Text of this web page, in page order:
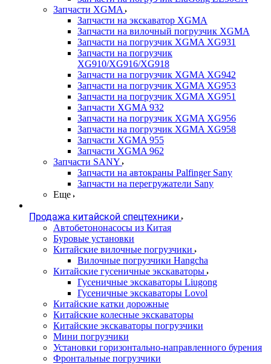
Запчасти XGMA
Запчасти на экскаватор XGMA
Запчасти на вилочный погрузчик XGMA
Запчасти на погрузчик XGMA XG931
Запчасти на погрузчик
XG910/XG916/XG918
Запчасти на погрузчик XGMA XG942
Запчасти на погрузчик XGMA XG953
Запчасти на погрузчик XGMA XG951
Запчасти XGMA 932
Запчасти на погрузчик XGMA XG956
Запчасти на погрузчик XGMA XG958
Запчасти XGMA 955
Запчасти XGMA 962
Запчасти SANY
Запчасти на автокраны Palfinger Sany
Запчасти на перегружатели Sany
Еще
Продажа китайской спецтехники
Автобетононасосы из Китая
Буровые установки
Китайские вилочные погрузчики
Вилочные погрузчики Hangcha
Китайские гусеничные экскаваторы
Гусеничные экскаваторы Liugong
Гусеничные экскаваторы Lovol
Китайские катки дорожные
Китайские колесные экскаваторы
Китайские экскаваторы погрузчики
Мини погрузчики
Установки горизонтально-направленного бурения
Фронтальные погрузчики